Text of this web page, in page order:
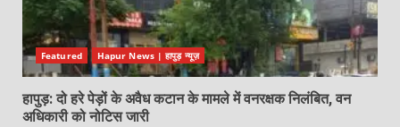
Featured Hapur News | हापुड़ न्यूज़
हापुड़: दो हरे पेड़ों के अवैध कटान के मामले में वनरक्षक निलंबित, वन
अधिकारी को नोटिस जारी